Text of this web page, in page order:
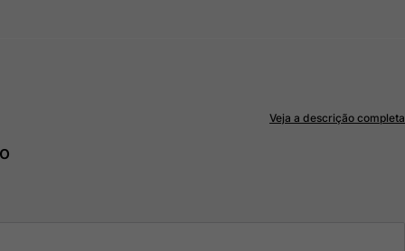
Veja a descrição completa